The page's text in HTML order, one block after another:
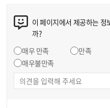
이 페이지에서 제공하는 정
까?
매우 만족
만족
매우불만족